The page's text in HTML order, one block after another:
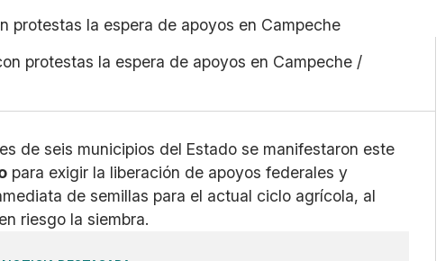
Linkedin
Facebook
Copiar enlace
Pequeño
Grande
protestas la espera de apoyos en Campeche /
de seis municipios del Estado se manifestaron este
para exigir la liberación de apoyos federales y
de semillas para el actual ciclo agrícola, al
riesgo la siembra.